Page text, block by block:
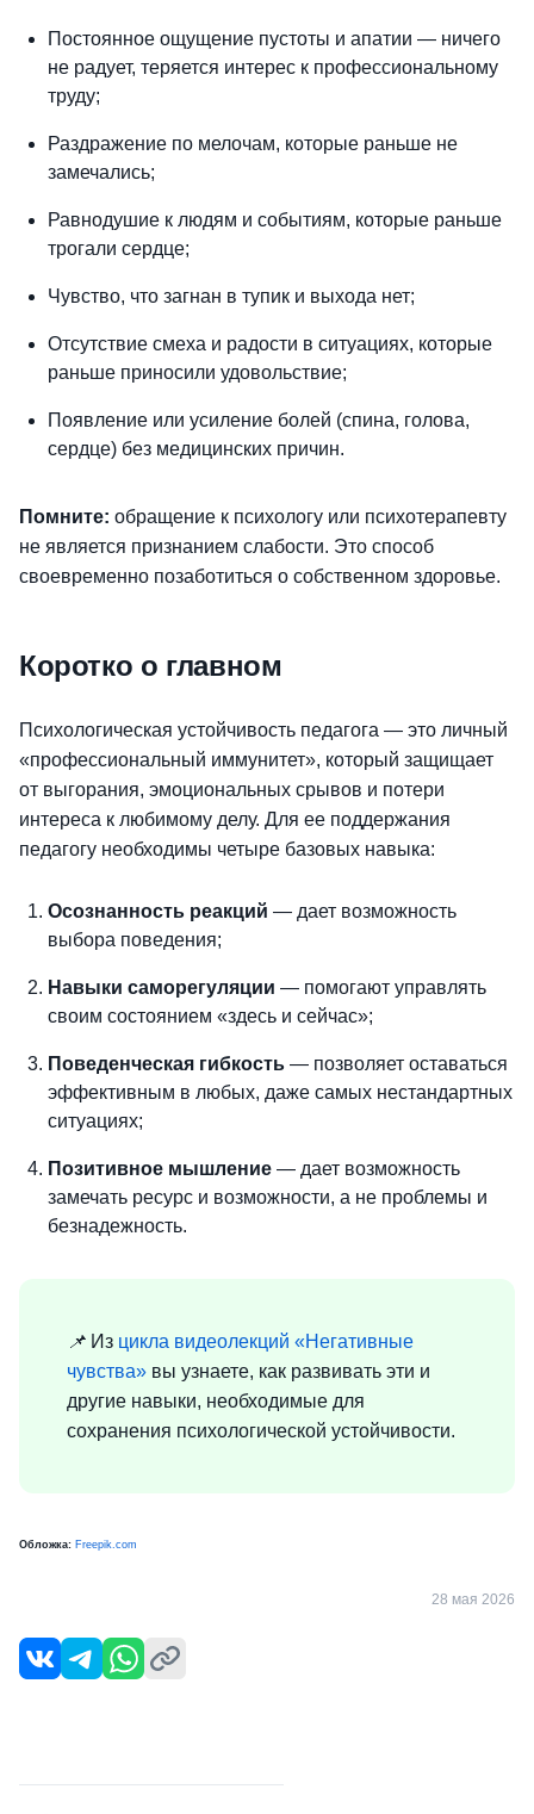
Постоянное ощущение пустоты и апатии — ничего
не радует, теряется интерес к профессиональному
труду;
Раздражение по мелочам, которые раньше не
замечались;
Равнодушие к людям и событиям, которые раньше
трогали сердце;
Чувство, что загнан в тупик и выхода нет;
Отсутствие смеха и радости в ситуациях, которые
раньше приносили удовольствие;
Появление или усиление болей (спина, голова,
сердце) без медицинских причин.
Помните: обращение к психологу или психотерапевту
не является признанием слабости. Это способ
своевременно позаботиться о собственном здоровье.
Коротко о главном
Психологическая устойчивость педагога — это личный
«профессиональный иммунитет», который защищает
от выгорания, эмоциональных срывов и потери
интереса к любимому делу. Для ее поддержания
педагогу необходимы четыре базовых навыка:
Осознанность реакций — дает возможность
выбора поведения;
Навыки саморегуляции — помогают управлять
своим состоянием «здесь и сейчас»;
Поведенческая гибкость — позволяет оставаться
эффективным в любых, даже самых нестандартных
ситуациях;
Позитивное мышление — дает возможность
замечать ресурс и возможности, а не проблемы и
безнадежность.
📌 Из цикла видеолекций «Негативные
чувства» вы узнаете, как развивать эти и
другие навыки, необходимые для
сохранения психологической устойчивости.
Обложка: Freepik.com
28 мая 2026